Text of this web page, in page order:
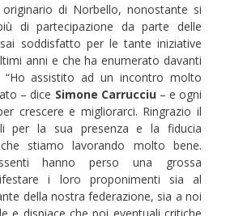
di Norbello, nonostante si
di partecipazione da parte delle
soddisfatto per le tante iniziative
anni e che ha enumerato davanti
assistito ad un incontro molto
– dice Simone Carrucciu– e ogni
crescere e migliorarci. Ringrazio il
per la sua presenza e la fiducia
stiamo lavorando molto bene.
hanno perso una grossa
i loro proponimenti sia al
della nostra federazione, sia a noi
e dispiace che poi eventuali critiche